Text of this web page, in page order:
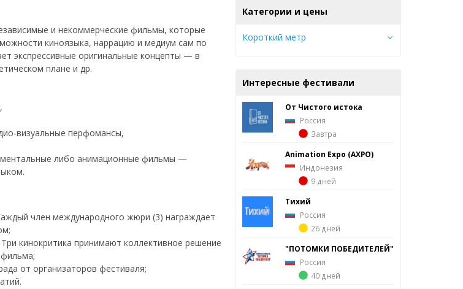
и некоммерческие фильмы, которые
киноязыка, наррацию и медиум сам по
экспрессивные оригинальные концепты — в
плане и др.
визуальные перфомансы,
либо анимационные фильмы —
член международного жюри (3) награждает
кинокритика принимают коллективное решение
от организаторов фестиваля;
Категории и цены
Короткий метр
Интересные фестивали
От Чистого истока
Россия
Завтра
Animation Expo (AXPO)
Индонезия
9 дней
Тихий
Россия
26 дней
"ПОТОМКИ ПОБЕДИТЕЛЕЙ"
Россия
40 дней